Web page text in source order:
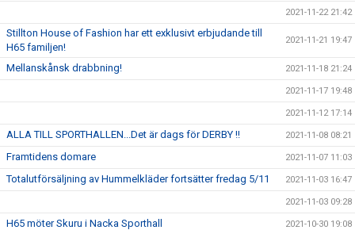
2021-11-22 21:42
Stillton House of Fashion har ett exklusivt erbjudande till
H65 familjen!
2021-11-21 19:47
Mellanskånsk drabbning! 2021-11-18 21:24
2021-11-17 19:48
2021-11-12 17:14
ALLA TILL SPORTHALLEN...Det är dags för DERBY !! 2021-11-08 08:21
Framtidens domare 2021-11-07 11:03
Totalutförsäljning av Hummelkläder fortsätter fredag 5/11 2021-11-03 16:47
2021-11-03 09:28
H65 möter Skuru i Nacka Sporthall 2021-10-30 19:08